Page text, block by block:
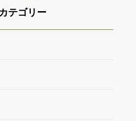
カテゴリー